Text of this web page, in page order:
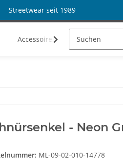
Streetwear seit 1989
Accessoires Schuhe
- Neon
ML-09-02-010-14778